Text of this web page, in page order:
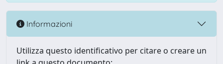
Informazioni
Utilizza questo identificativo per citare o creare un